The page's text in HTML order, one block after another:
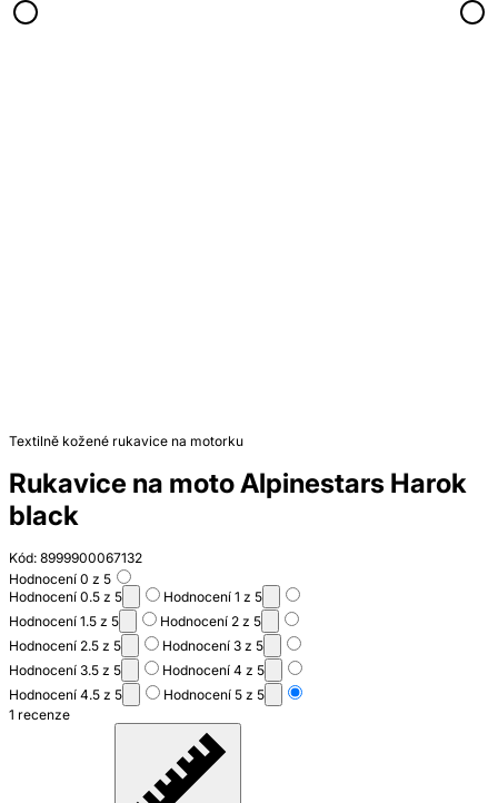
Textilně kožené rukavice na motorku
Rukavice na moto Alpinestars Harok
black
Kód: 8999900067132
Hodnocení 0 z 5
Hodnocení 0.5 z 5
Hodnocení 1 z 5
Hodnocení 1.5 z 5
Hodnocení 2 z 5
Hodnocení 2.5 z 5
Hodnocení 3 z 5
Hodnocení 3.5 z 5
Hodnocení 4 z 5
Hodnocení 4.5 z 5
Hodnocení 5 z 5
1 recenze